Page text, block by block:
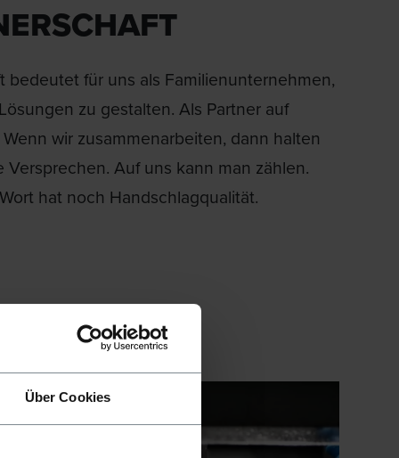
Über Cookies
bedeutet für uns als Familienunternehmen,
zu gestalten. Als Partner auf
wir zusammenarbeiten, dann halten
Versprechen. Auf uns kann man zählen.
hat noch Handschlagqualität.